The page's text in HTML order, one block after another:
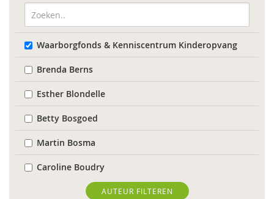
Waarborgfonds & Kenniscentrum Kinderopvang
Brenda Berns
Esther Blondelle
Betty Bosgoed
Martin Bosma
Caroline Boudry
Karin Brandt AUTEUR FILTEREN